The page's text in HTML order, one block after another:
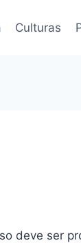
Culturas
deve ser